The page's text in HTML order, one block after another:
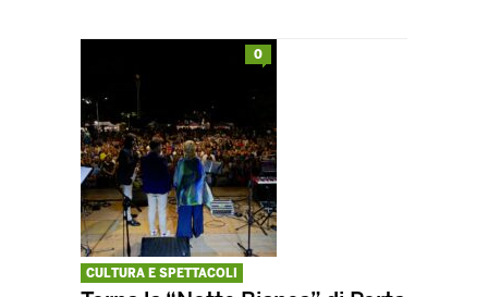
0
CULTURA E SPETTACOLI